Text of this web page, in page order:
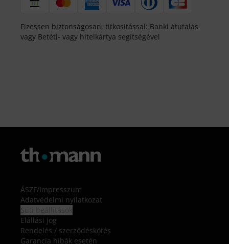
Fizessen biztonságosan, titkosítással: Banki átutalás
vagy Betéti- vagy hitelkártya segítségével
ÁSZF/Impresszum
Adatvédelmi nyilatkozat
Elállási jog
Rendelés / szerződéskötés
Garancia hibák esetén